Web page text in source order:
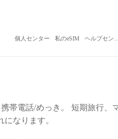
個人センター 私のeSIM
帯電話/めっき。 短期旅行、
なります。